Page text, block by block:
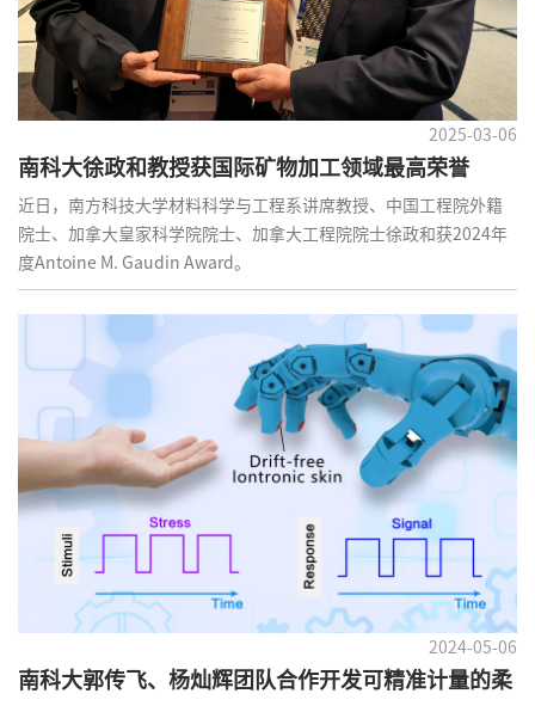
2025-03-06
南科大徐政和教授获国际矿物加工领域最高荣誉
近日，南方科技大学材料科学与工程系讲席教授、中国工程院外籍
院士、加拿大皇家科学院院士、加拿大工程院院士徐政和获2024年
度Antoine M. Gaudin Award。
2024-05-06
南科大郭传飞、杨灿辉团队合作开发可精准计量的柔